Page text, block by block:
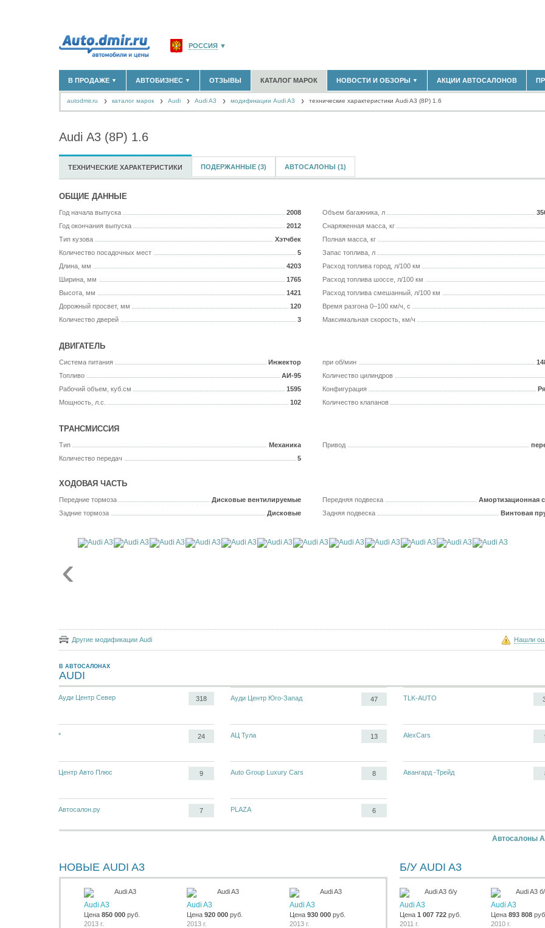
РОССИЯ ▼
САНКТ-ПЕТЕРБУРГ И ОБЛАСТЬ(14298)
КРАСНОДАРСКИЙ КРАЙ (5619)
В ПРОДАЖЕ ▼
НОВЫЕ АВТОМОБИЛИ(30122)
+ РАЗМЕСТИТЬ ОБЪЯВЛЕНИЕ
АВТОБИЗНЕС ▼
ОФИЦИАЛЬНЫЕ ДИЛЕРЫ (1347)
ГРУЗОПЕРЕВОЗКИ
ЗАПЧАСТИ(848)
(1737)
ОТЗЫВЫ КАТАЛОГ МАРОК НОВОСТИ И ОБЗОРЫ ▼
НОВОСТИ РЫНКА
АКЦИИ АВТОСАЛОНОВ
autodmir.ru каталог марок Audi Audi A3 модификации Audi A3 технические характеристики Audi A3 (8P) 1.6
Audi A3 (8P) 1.6
ТЕХНИЧЕСКИЕ ХАРАКТЕРИСТИКИ ПОДЕРЖАННЫЕ (3) АВТОСАЛОНЫ (1)
ОБЩИЕ ДАННЫЕ
2008
Год начала выпуска
2012
Год окончания выпуска
Хэтчбек
Тип кузова
5
Количество посадочных мест
4203
Длина, мм
1765
Ширина, мм
1421
Высота, мм
120
Дорожный просвет, мм
3
Количество дверей
Объем багажника, л
Снаряженная масса, кг
Полная масса, кг
Запас топлива, л
Расход топлива город, л/100 км
Расход топлива шоссе, л/100 км
Расход топлива смешанный, л/100 км
Время разгона 0–100 км/ч, с
Максимальная скорость, км/ч
ДВИГАТЕЛЬ
Инжектор
Система питания
АИ-95
Топливо
1595
Рабочий объем, куб.см
102
Мощность, л.с.
при об/мин
Количество цилиндров
Конфигурация
Количество клапанов
ТРАНСМИССИЯ
Механика
Тип
5
Количество передач
Привод
ХОДОВАЯ ЧАСТЬ
Дисковые вентилируемые
Передние тормоза
Дисковые
Задние тормоза
Амортизационная
Передняя подвеска
Винтовая
Задняя подвеска
Нашли
Другие модификации Audi
В АВТОСАЛОНАХ
AUDI
Ауди Центр Север 318 Ауди Центр Юго-Запад 47 TLK-AUTO
* 24 АЦ Тула 13 AlexCars
Центр Авто Плюс 9 Auto Group Luxury Cars 8 Авангард -Трейд
Автосалон.ру 7 PLAZA 6
Автосалоны
Б/У AUDI A3
Audi A3
Цена 1 007 722 руб.
2011 г.
Audi A3
Цена 893 808 руб.
2010 г.
НОВЫЕ AUDI A3
Audi A3
Цена850 000 руб.
2013 г.
Audi A3
Цена 920 000 руб.
2013 г.
Audi A3
Цена 930 000руб.
2013 г.